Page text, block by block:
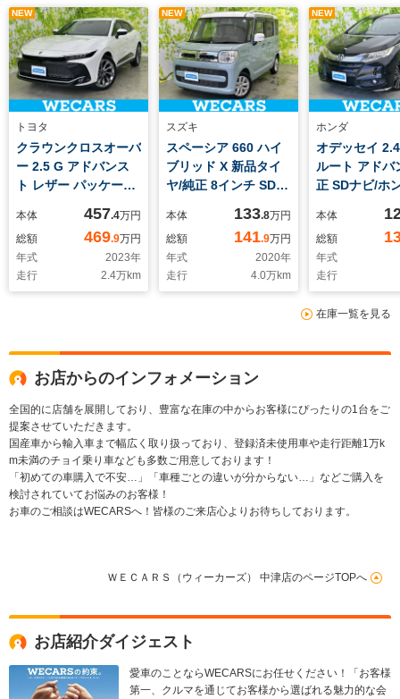
NEW
トヨタ
クラウンクロスオーバ
ー 2.5 G アドバンス
ト レザー パッケージ
イヤ/ディスプレイオ
ーディオ+ナビ12.3イ
ンチ/デジタルインナ
ーミラー/トヨタセー
フティセンス/エアー
車線逸脱防止支援シス
テム
本体 457.4万円
総額
469.9万円
年式
2023年
走行
2.4万km
NEW
スズキ
スペーシア 660 ハイ
ブリッド X 新品タイ
ヤ/純正 8インチ SDナ
ト(スズキ)/両側電動ス
ライドドア/シートヒ
ーター/全方位モニタ
ー用カメラ/ドライブ
レコーダー 社外/ヘッ
本体 133.8万円
総額
141.9万円
年式
2020年
走行
4.0万km
NEW
ホンダ
オデッセイ
ルート アドバ
正 SDナビ/ホ
イドドア/マル
ーカメラシス
線逸脱防止支
ム/シート ハ
ー/パーキング
ト 自動操舵/
本体
総額
年式
走行
在庫一覧を見る
お店からのインフォメーション
全国的に店舗を展開しており、豊富な在庫の中からお客様にぴったりの1台をご
提案させていただきます。
国産車から輸入車まで幅広く取り扱っており、登録済未使用車や走行距離1万k
m未満のチョイ乗り車なども多数ご用意しております！
「初めての車購入で不安…」「車種ごとの違いが分からない…」などご購入を
検討されていてお悩みのお客様！
お車のご相談はWECARSへ！皆様のご来店心よりお待ちしております。
ＷＥＣＡＲＳ（ウィーカーズ） 中津店のページTOPへ
お店紹介ダイジェスト
愛車のことならWECARSにお任せください！「お客様
第一、クルマを通じてお客様から選ばれる魅力的な会